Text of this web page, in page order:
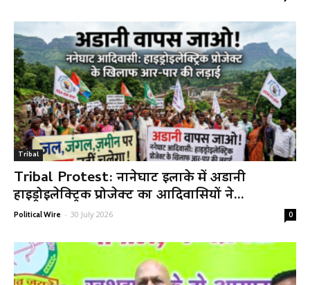
Tribal
Tribal Protest: नानेघाट इलाके में अडानी
हाइड्रोइलेक्ट्रिक प्रोजेक्ट का आदिवासियों ने...
Political Wire - 30 July 2026 0